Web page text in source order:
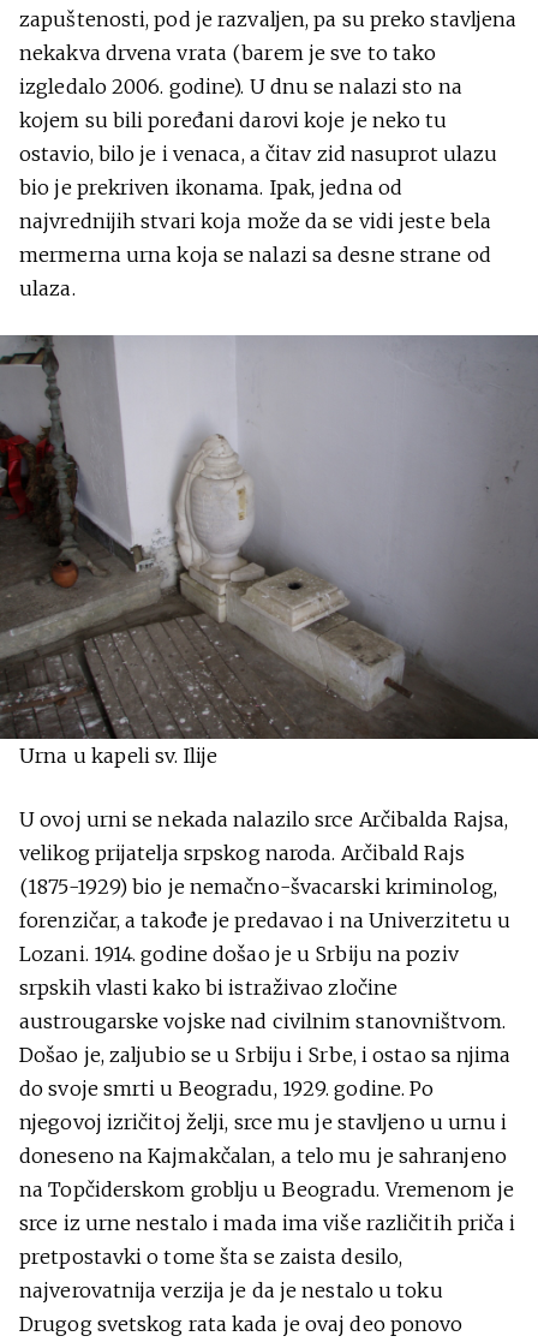
zapuštenosti, pod je razvaljen, pa su preko stavljena
nekakva drvena vrata (barem je sve to tako
izgledalo 2006. godine). U dnu se nalazi sto na
kojem su bili poređani darovi koje je neko tu
ostavio, bilo je i venaca, a čitav zid nasuprot ulazu
bio je prekriven ikonama. Ipak, jedna od
najvrednijih stvari koja može da se vidi jeste bela
mermerna urna koja se nalazi sa desne strane od
ulaza.
Urna u kapeli sv. Ilije
U ovoj urni se nekada nalazilo srce Arčibalda Rajsa,
velikog prijatelja srpskog naroda. Arčibald Rajs
(1875-1929) bio je nemačno-švacarski kriminolog,
forenzičar, a takođe je predavao i na Univerzitetu u
Lozani. 1914. godine došao je u Srbiju na poziv
srpskih vlasti kako bi istraživao zločine
austrougarske vojske nad civilnim stanovništvom.
Došao je, zaljubio se u Srbiju i Srbe, i ostao sa njima
do svoje smrti u Beogradu, 1929. godine. Po
njegovoj izričitoj želji, srce mu je stavljeno u urnu i
doneseno na Kajmakčalan, a telo mu je sahranjeno
na Topčiderskom groblju u Beogradu. Vremenom je
srce iz urne nestalo i mada ima više različitih priča i
pretpostavki o tome šta se zaista desilo,
najverovatnija verzija je da je nestalo u toku
Drugog svetskog rata kada je ovaj deo ponovo